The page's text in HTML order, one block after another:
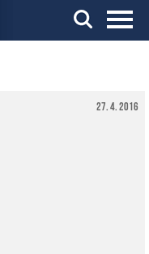
27. 4. 2016